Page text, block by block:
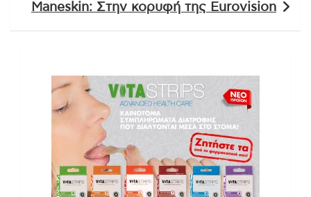
Maneskin: Στην κορυφή της Eurovision